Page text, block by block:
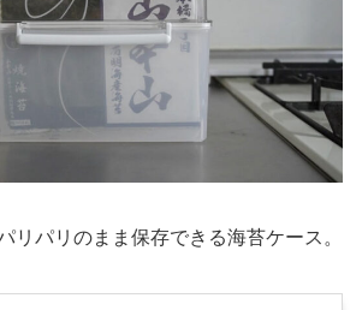
リパリのまま保存できる海苔ケース。